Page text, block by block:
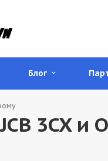
Блог
3CX и